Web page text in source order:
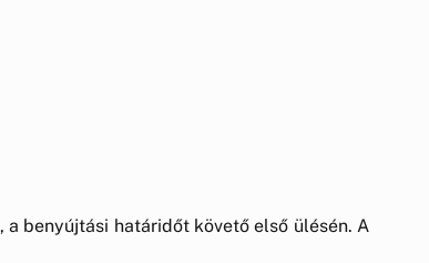
benyújtási határidőt követő első ülésén. A